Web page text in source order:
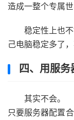
造成一整个专属世
稳定性上也
己电脑稳定多了
四、用服务
其实不会。
只要服务器配置